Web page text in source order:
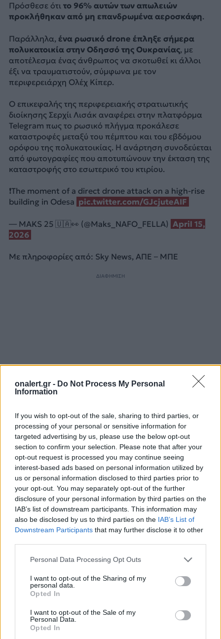
onalert.gr - Do Not Process My Personal
Information
If you wish to opt-out of the sale, sharing to third parties, or
processing of your personal or sensitive information for
targeted advertising by us, please use the below opt-out
section to confirm your selection. Please note that after your
opt-out request is processed you may continue seeing
interest-based ads based on personal information utilized by
us or personal information disclosed to third parties prior to
your opt-out. You may separately opt-out of the further
disclosure of your personal information by third parties on the
IAB’s list of downstream participants. This information may
also be disclosed by us to third parties on the IAB’s List of
Downstream Participants that may further disclose it to other
Personal Data Processing Opt Outs
I want to opt-out of the Sharing of my
personal data.
Opted In
I want to opt-out of the Sale of my
Personal Data.
Opted In
Διάβασε επίσης
Πρόσθεσε ότι το 96% αυτών των απωλειών
προκλήθηκαν από μη επανδρωμένα αεροσκάφη.
Παράλληλα, ένα ρωσικό drone έπληξε σήμερα
πολυκατοικία στην Οδησσό της Ουκρανίας, με
αποτέλεσμα ένας άνθρωπος να σκοτωθεί κι άλλοι
έξι να τραυματιστούν, σύμφωνα με τον
περιφερειάρχη Ολέχ Κίπερ.
Ο επικεφαλής της περιφερειακής στρατιωτικής
διοίκησης Σερχίι Λισάκ αναφέρει στην πλατφόρμα
Telegram πως το ρωσικό πλήγμα προκάλεσε
καταστροφές μεταξύ του πέμπτου και του εβδόμου
ορόφου της πολυκατοικίας. Η ανάρτηση συνοδεύεται
από φωτογραφίες που αποτυπώνουν την έκταση της
καταστροφής στο εσωτερικό του κτιρίου.
❗️The moment of a direct drone attack on a high-rise
building in Odesa pic.twitter.com/GJcjuteAIF
— MAKS 25 🇺🇦👀 (@Maks_NAFO_FELLA) April 15,
2026
Με πληροφορίες από: Sky News, ΑΠΕ – ΜΠΕ
ΔΙΑΦΗΜΙΣΗ
Ακολουθήστε το onalert.gr στο
Google
Newsκαι μάθετε πρώτοι όλες τις ειδήσεις
για την άμυνα.
ΟΥΚΡΑΝΙΑ ΟΥΚΡΑΝΙΚΟΣ ΣΤΡΑΤΟΣ ΡΩΣΙΑ